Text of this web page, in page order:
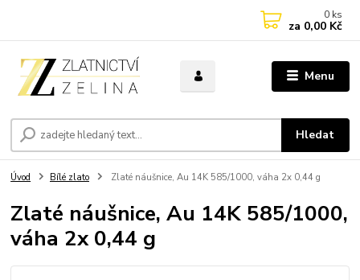
Menu
Hledat
0 ks
za 0,00 Kč
Úvod Bílé zlato Zlaté náušnice, Au 14K 585/1000, váha 2x 0,44 g
Zlaté náušnice, Au 14K 585/1000,
váha 2x 0,44 g